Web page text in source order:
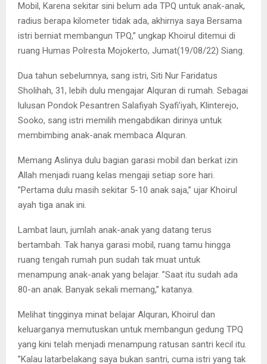
Mobil, Karena sekitar sini belum ada TPQ untuk anak-anak,
radius berapa kilometer tidak ada, akhirnya saya Bersama
istri berniat membangun TPQ,” ungkap Khoirul ditemui di
ruang Humas Polresta Mojokerto, Jumat(19/08/22) Siang.
Dua tahun sebelumnya, sang istri, Siti Nur Faridatus
Sholihah, 31, lebih dulu mengajar Alquran di rumah. Sebagai
lulusan Pondok Pesantren Salafiyah Syafi’iyah, Klinterejo,
Sooko, sang istri memilih mengabdikan dirinya untuk
membimbing anak-anak membaca Alquran.
Memang Aslinya dulu bagian garasi mobil dan berkat izin
Allah menjadi ruang kelas mengaji setiap sore hari.
”Pertama dulu masih sekitar 5-10 anak saja,” ujar Khoirul
ayah tiga anak ini.
Lambat laun, jumlah anak-anak yang datang terus
bertambah. Tak hanya garasi mobil, ruang tamu hingga
ruang tengah rumah pun sudah tak muat untuk
menampung anak-anak yang belajar. ”Saat itu sudah ada
80-an anak. Banyak sekali memang,” katanya.
Melihat tingginya minat belajar Alquran, Khoirul dan
keluarganya memutuskan untuk membangun gedung TPQ
yang kini telah menjadi menampung ratusan santri kecil itu.
”Kalau latarbelakang saya bukan santri, cuma istri yang tak